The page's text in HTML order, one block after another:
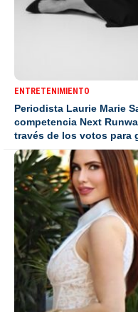
ENTRETENIMIENTO
Periodista Laurie Marie
competencia Next
través de los votos para